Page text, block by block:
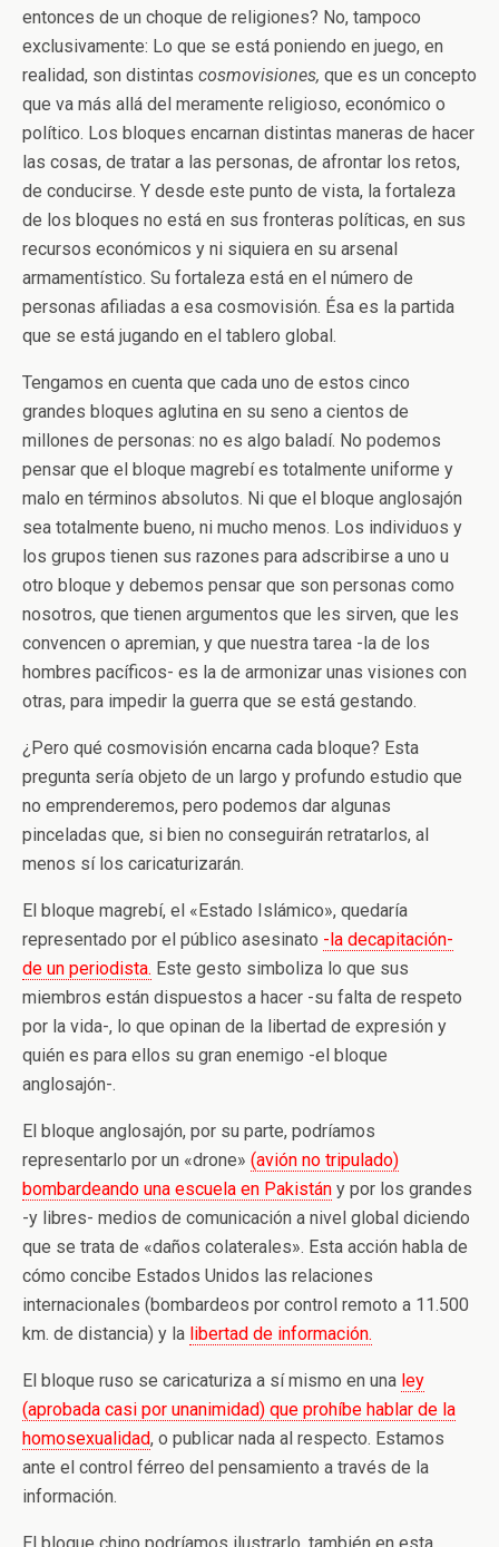
entonces de un choque de religiones? No, tampoco
exclusivamente: Lo que se está poniendo en juego, en
realidad, son distintas cosmovisiones, que es un concepto
que va más allá del meramente religioso, económico o
político. Los bloques encarnan distintas maneras de hacer
las cosas, de tratar a las personas, de afrontar los retos,
de conducirse. Y desde este punto de vista, la fortaleza
de los bloques no está en sus fronteras políticas, en sus
recursos económicos y ni siquiera en su arsenal
armamentístico. Su fortaleza está en el número de
personas afiliadas a esa cosmovisión. Ésa es la partida
que se está jugando en el tablero global.
Tengamos en cuenta que cada uno de estos cinco
grandes bloques aglutina en su seno a cientos de
millones de personas: no es algo baladí. No podemos
pensar que el bloque magrebí es totalmente uniforme y
malo en términos absolutos. Ni que el bloque anglosajón
sea totalmente bueno, ni mucho menos. Los individuos y
los grupos tienen sus razones para adscribirse a uno u
otro bloque y debemos pensar que son personas como
nosotros, que tienen argumentos que les sirven, que les
convencen o apremian, y que nuestra tarea -la de los
hombres pacíficos- es la de armonizar unas visiones con
otras, para impedir la guerra que se está gestando.
¿Pero qué cosmovisión encarna cada bloque? Esta
pregunta sería objeto de un largo y profundo estudio que
no emprenderemos, pero podemos dar algunas
pinceladas que, si bien no conseguirán retratarlos, al
menos sí los caricaturizarán.
El bloque magrebí, el «Estado Islámico», quedaría
representado por el público asesinato -la decapitación-
de un periodista. Este gesto simboliza lo que sus
miembros están dispuestos a hacer -su falta de respeto
por la vida-, lo que opinan de la libertad de expresión y
quién es para ellos su gran enemigo -el bloque
anglosajón-.
El bloque anglosajón, por su parte, podríamos
representarlo por un «drone» (avión no tripulado)
bombardeando una escuela en Pakistán y por los grandes
-y libres- medios de comunicación a nivel global diciendo
que se trata de «daños colaterales». Esta acción habla de
cómo concibe Estados Unidos las relaciones
internacionales (bombardeos por control remoto a 11.500
km. de distancia) y la libertad de información.
El bloque ruso se caricaturiza a sí mismo en una ley
(aprobada casi por unanimidad) que prohíbe hablar de la
homosexualidad, o publicar nada al respecto. Estamos
ante el control férreo del pensamiento a través de la
información.